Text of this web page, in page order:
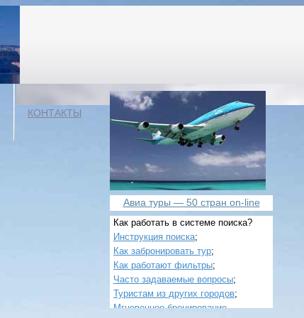
КОНТАКТЫ
Авиа туры — 50 стран on-line
Как работать в системе поиска?
Инструкция поиска;
Как забронировать тур;
Как работают фильтры;
Часто задаваемые вопросы;
Туристам из других городов;
Мгновенное бронирование.